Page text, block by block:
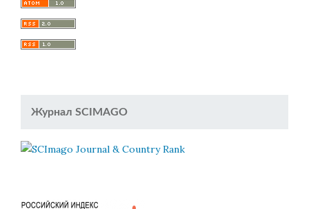
Журнал SCIMAGO